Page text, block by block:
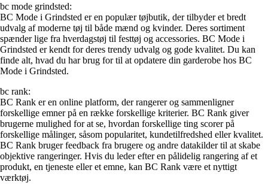
bc mode grindsted:
BC Mode i Grindsted er en populær tøjbutik, der tilbyder et bredt
udvalg af moderne tøj til både mænd og kvinder. Deres sortiment
spænder lige fra hverdagstøj til festtøj og accessories. BC Mode i
Grindsted er kendt for deres trendy udvalg og gode kvalitet. Du kan
finde alt, hvad du har brug for til at opdatere din garderobe hos BC
Mode i Grindsted.
bc rank:
BC Rank er en online platform, der rangerer og sammenligner
forskellige emner på en række forskellige kriterier. BC Rank giver
brugerne mulighed for at se, hvordan forskellige ting scorer på
forskellige målinger, såsom popularitet, kundetilfredshed eller kvalitet.
BC Rank bruger feedback fra brugere og andre datakilder til at skabe
objektive rangeringer. Hvis du leder efter en pålidelig rangering af et
produkt, en tjeneste eller et emne, kan BC Rank være et nyttigt
værktøj.